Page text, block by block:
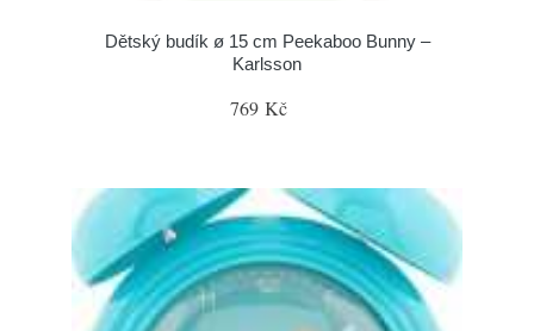
Dětský budík ø 15 cm Peekaboo Bunny –
Karlsson
769 Kč